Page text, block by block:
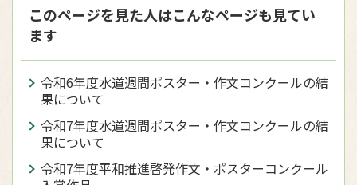
このページを見た人はこんなページも見てい
ます
令和6年度水道週間ポスター・作文コンクールの結
果について
令和7年度水道週間ポスター・作文コンクールの結
果について
令和7年度平和推進啓発作文・ポスターコンクール